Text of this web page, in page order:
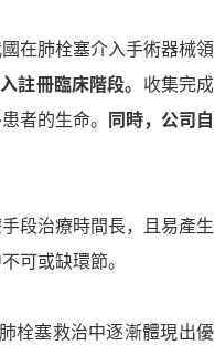
在肺栓塞介入手術器械領
註冊臨床階段。 收集完成
者的生命。
同時，公司自
段治療時間長，且易產生
可或缺環節。
栓塞救治中逐漸體現出優